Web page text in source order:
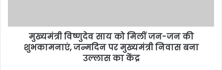
मुख्यमंत्री विष्णुदेव साय को मिलीं जन-जन की
शुभकामनाएं, जन्मदिन पर मुख्यमंत्री निवास बना
उल्लास का केंद्र